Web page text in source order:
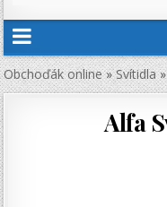
Obchoďák online»Svítidla
Alfa